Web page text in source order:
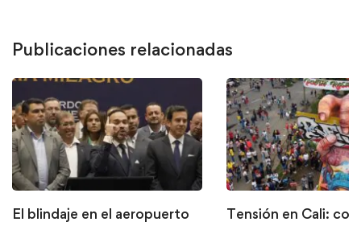
Publicaciones relacionadas
El blindaje en el aeropuerto
Tensión en Cali: